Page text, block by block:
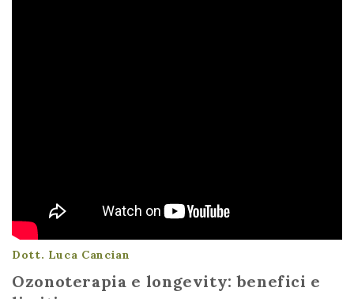
Dott. Luca Cancian
Ozonoterapia e longevity: benefici e